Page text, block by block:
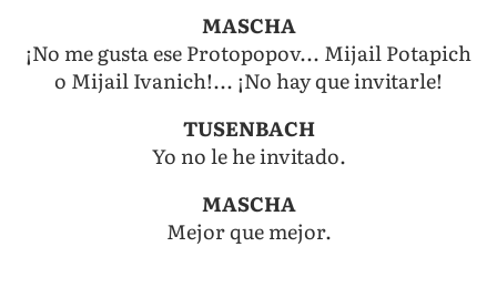
MASCHA
¡No me gusta ese Protopopov... Mijail Potapich
o Mijail Ivanich!... ¡No hay que invitarle!
TUSENBACH
Yo no le he invitado.
MASCHA
Mejor que mejor.